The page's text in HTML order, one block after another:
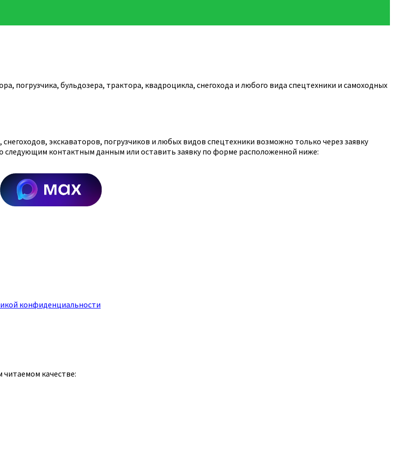
погрузчика, бульдозера, трактора, квадроцикла, снегохода и любого вида спецтехники и самоходных
экскаваторов, погрузчиков и любых видов спецтехники возможно только через заявку
контактным данным или оставить заявку по форме расположенной ниже:
конфиденциальности
читаемом качестве: